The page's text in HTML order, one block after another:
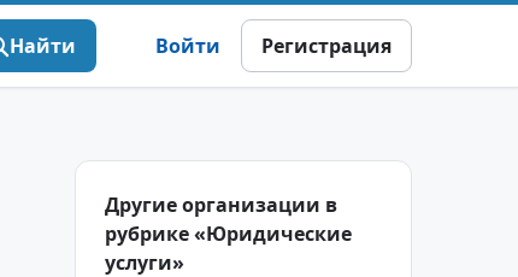
Найти Войти Регистрация
Другие организации в
рубрике «Юридические
услуги»